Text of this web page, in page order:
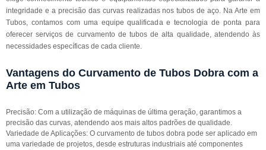
integridade e a precisão das curvas realizadas nos tubos de aço. Na Arte em
Tubos, contamos com uma equipe qualificada e tecnologia de ponta para
oferecer serviços de curvamento de tubos de alta qualidade, atendendo às
necessidades específicas de cada cliente.
Vantagens do Curvamento de Tubos Dobra com a
Arte em Tubos
Precisão: Com a utilização de máquinas de última geração, garantimos a
precisão das curvas, atendendo aos mais altos padrões de qualidade.
Variedade de Aplicações: O curvamento de tubos dobra pode ser aplicado em
uma variedade de projetos, desde estruturas industriais até componentes